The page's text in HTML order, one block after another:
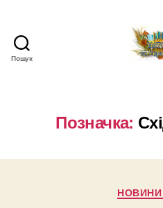
Пошук
в
Позначка: